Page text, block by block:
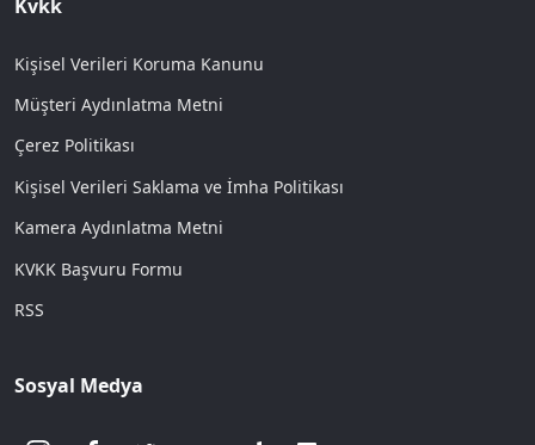
Kvkk
Kişisel Verileri Koruma Kanunu
Müşteri Aydınlatma Metni
Çerez Politikası
Kişisel Verileri Saklama ve İmha Politikası
Kamera Aydınlatma Metni
KVKK Başvuru Formu
RSS
Sosyal Medya